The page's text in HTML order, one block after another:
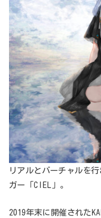
リアルとバーチャルを
ガー「CIEL」。
2019年末に開催された